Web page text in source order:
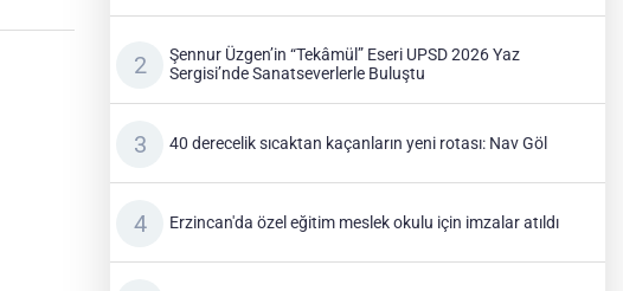
Şennur Üzgen’in “Tekâmül” Eseri UPSD 2026 Yaz
Sergisi’nde Sanatseverlerle Buluştu
40 derecelik sıcaktan kaçanların yeni rotası: Nav Göl
Erzincan'da özel eğitim meslek okulu için imzalar atıldı